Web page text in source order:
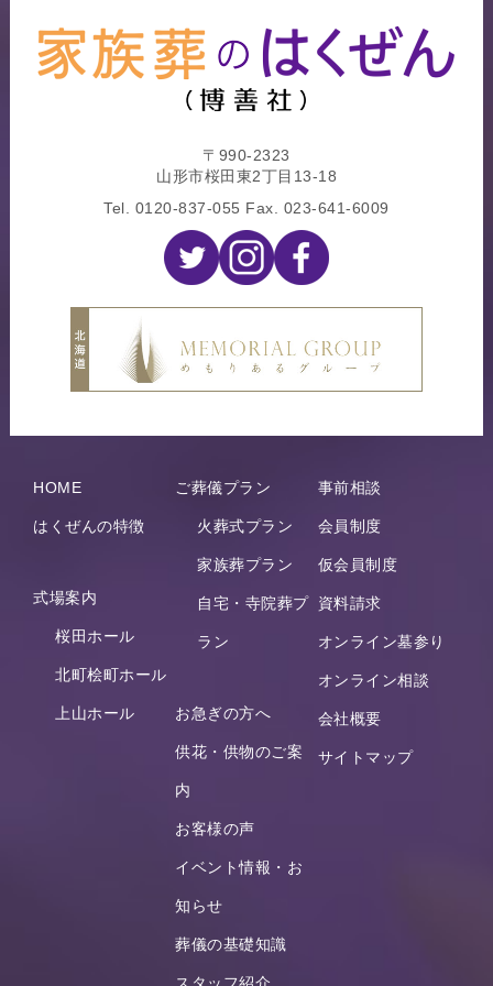
〒990-2323
山形市桜田東2丁目13-18
Tel. 0120-837-055 Fax. 023-641-6009
HOME
はくぜんの特徴
式場案内
桜田ホール
北町桧町ホール
上山ホール
ご葬儀プラン
火葬式プラン
家族葬プラン
自宅・寺院葬プ
ラン
お急ぎの方へ
供花・供物のご案
内
お客様の声
イベント情報・お
知らせ
葬儀の基礎知識
スタッフ紹介
事前相談
会員制度
仮会員制度
資料請求
オンライン墓参り
オンライン相談
会社概要
サイトマップ